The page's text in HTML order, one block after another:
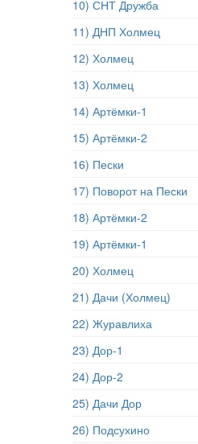
10) СНТ Дружба
11) ДНП Холмец
12) Холмец
13) Холмец
14) Артёмки-1
15) Артёмки-2
16) Пески
17) Поворот на Пески
18) Артёмки-2
19) Артёмки-1
20) Холмец
21) Дачи (Холмец)
22) Журавлиха
23) Дор-1
24) Дор-2
25) Дачи Дор
26) Подсухино